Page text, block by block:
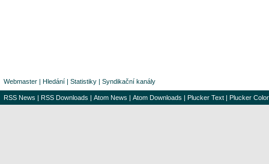
Webmaster | Hledání | Statistiky | Syndikační kanály
RSS News | RSS Downloads | Atom News | Atom Downloads | Plucker Text | Plucker Color